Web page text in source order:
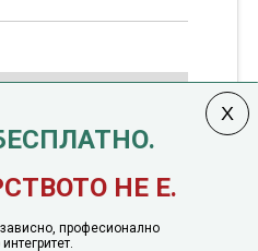
НЕ Е.
професионално